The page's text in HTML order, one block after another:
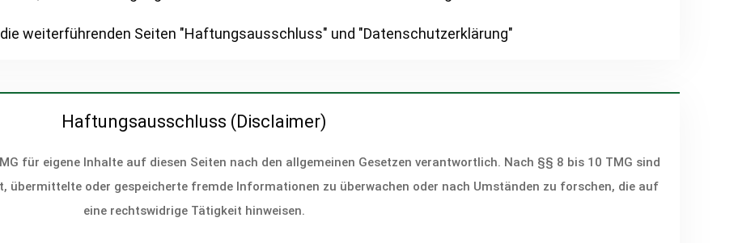
weiterführenden Seiten "Haftungsausschluss" und "Datenschutzerklärung"
Haftungsausschluss (Disclaimer)
für eigene Inhalte auf diesen Seiten nach den allgemeinen Gesetzen verantwortlich. Nach §§ 8 bis 10 TMG sind
übermittelte oder gespeicherte fremde Informationen zu überwachen oder nach Umständen zu forschen, die auf
eine rechtswidrige Tätigkeit hinweisen.